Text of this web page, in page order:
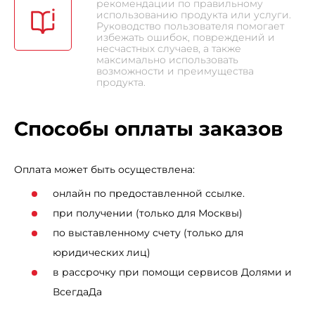
рекомендации по правильному
использованию продукта или услуги.
Руководство пользователя помогает
избежать ошибок, повреждений и
несчастных случаев, а также
максимально использовать
возможности и преимущества
продукта.
Способы оплаты заказов
Оплата может быть осуществлена:
онлайн по предоставленной ссылке.
при получении (только для Москвы)
по выставленному счету (только для
юридических лиц)
в рассрочку при помощи сервисов Долями и
ВсегдаДа